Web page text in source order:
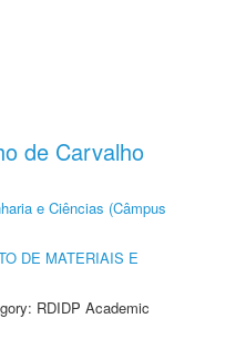
de Carvalho
e Ciências (Câmpus
DE MATERIAIS E
RDIDP Academic